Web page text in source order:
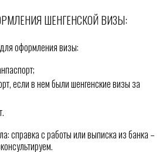
ШЕНГЕНСКОЙ ВИЗЫ:
оформления визы:
если в нем были шенгенские визы за
справка с работы или выписка из банка –